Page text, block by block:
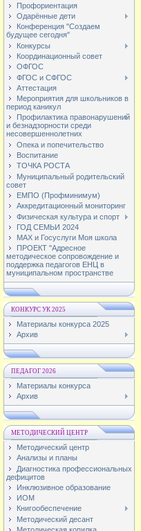
Профориентация
Одарённые дети
Конференция "Создаем
будущее сегодня"
Конкурсы
Координационный совет
ОФГОС
ФГОС и СФГОС
Аттестация
Мероприятия для школьников в
период каникул
Профилактика правонарушений
и безнадзорности среди
несовершеннолетних
Опека и попечительство
Воспитание
ТОЧКА РОСТА
Муниципальный родительский
совет
ЕМПО (Профминимум)
Аккредитационный мониторинг
Физическая культура и спорт
ГОД СЕМЬИ 2024
МАХ и Госуслуги Моя школа
ПРОЕКТ "Адресное
методическое сопровождение и
поддержка педагогов ЕНЦ в
муниципальном пространстве
КОНКУРС УК 2025
Материалы конкурса 2025
Архив
ПЕДАГОГ 2026
Материалы конкурса
Архив
МЕТОДИЧЕСКИЙ ЦЕНТР
Методический центр
Анализы и планы
Диагностика профессиональных
дефицитов
Инклюзивное образование
ИОМ
Книгообеспечение
Методический десант